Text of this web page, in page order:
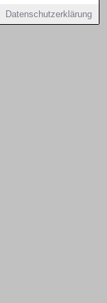
Datenschutzerklärung
by: 1a-sites-autos